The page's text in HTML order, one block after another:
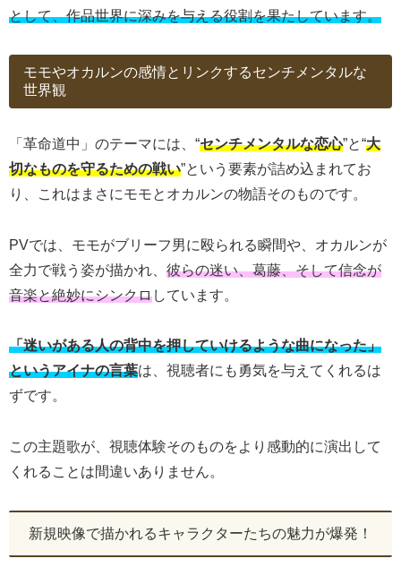
として、作品世界に深みを与える役割を果たしています。
モモやオカルンの感情とリンクするセンチメンタルな
世界観
「革命道中」のテーマには、“センチメンタルな恋心”と“大
切なものを守るための戦い”という要素が詰め込まれてお
り、これはまさにモモとオカルンの物語そのものです。
PVでは、モモがブリーフ男に殴られる瞬間や、オカルンが
全力で戦う姿が描かれ、 彼らの迷い、葛藤、そして信念が
音楽と絶妙にシンクロしています。
「迷いがある人の背中を押していけるような曲になった」
というアイナの言葉は、視聴者にも勇気を与えてくれるは
ずです。
この主題歌が、視聴体験そのものをより感動的に演出して
くれることは間違いありません。
新規映像で描かれるキャラクターたちの魅力が爆発！